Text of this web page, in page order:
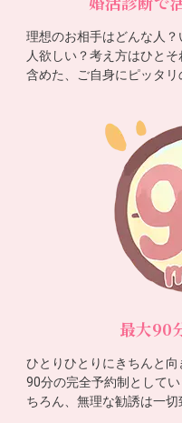
理想のお相手はどんな人
人欲しい？考え方はひと
含めた、ご自身にピッタリ
最大90
ひとりひとりにきちんと
90分の完全予約制として
ちろん、無理な勧誘は一切